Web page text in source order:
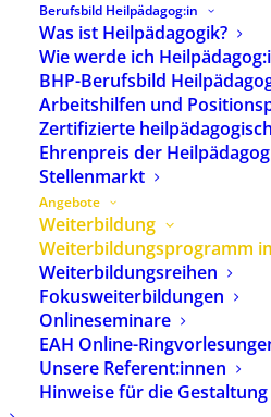
Berufsbild Heilpädagog:in
Was ist Heilpädagogik?
Wie werde ich
BHP-Berufsbild
Arbeitshilfen und
Zertifizierte
Ehrenpreis der
Stellenmarkt
Angebote
Weiterbildung
Weiterbildungsprogramm
Weiterbildungsreihen
Fokusweiterbildungen
Onlineseminare
EAH Online-
Unsere Referent:innen
Hinweise für die
Ein
über die
Freitextsuche:
Ort:
Seminarnummer: